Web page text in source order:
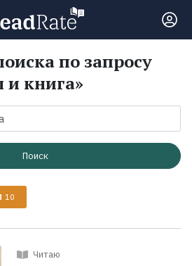
по запросу
и книга»
Поиск
10
Читаю